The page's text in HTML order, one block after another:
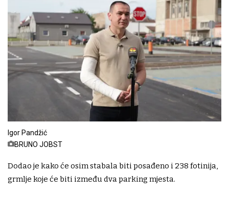
Igor Pandžić
BRUNO JOBST
Dodao je kako će osim stabala biti posađeno i 238 fotinija,
grmlje koje će biti između dva parking mjesta.